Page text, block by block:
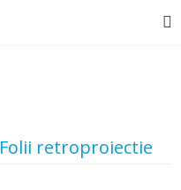
Folii retroproiectie